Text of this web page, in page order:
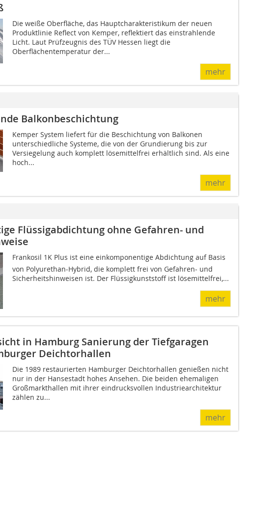
Die weiße Oberfläche, das Hauptcharakteristikum der neuen
Produktlinie Reflect von Kemper, reflektiert das einstrahlende
Licht. Laut Prüfzeugnis des TÜV Hessen liegt die
Oberflächentemperatur der...
mehr
Balkonbeschichtung
Kemper System liefert für die Beschichtung von Balkonen
unterschiedliche Systeme, die von der Grundierung bis zur
Versiegelung auch komplett lösemittelfrei erhältlich sind. Als eine
hoch...
mehr
Flüssigabdichtung ohne Gefahren- und
Frankosil 1K Plus ist eine einkomponentige Abdichtung auf Basis
von Polyurethan-Hybrid, die komplett frei von Gefahren- und
Sicherheitshinweisen ist. Der Flüssigkunststoff ist lösemittelfrei,...
mehr
in Hamburg Sanierung der Tiefgaragen
Deichtorhallen
Die 1989 restaurierten Hamburger Deichtorhallen genießen nicht
nur in der Hansestadt hohes Ansehen. Die beiden ehemaligen
Großmarkthallen mit ihrer eindrucksvollen Industriearchitektur
zählen zu...
mehr